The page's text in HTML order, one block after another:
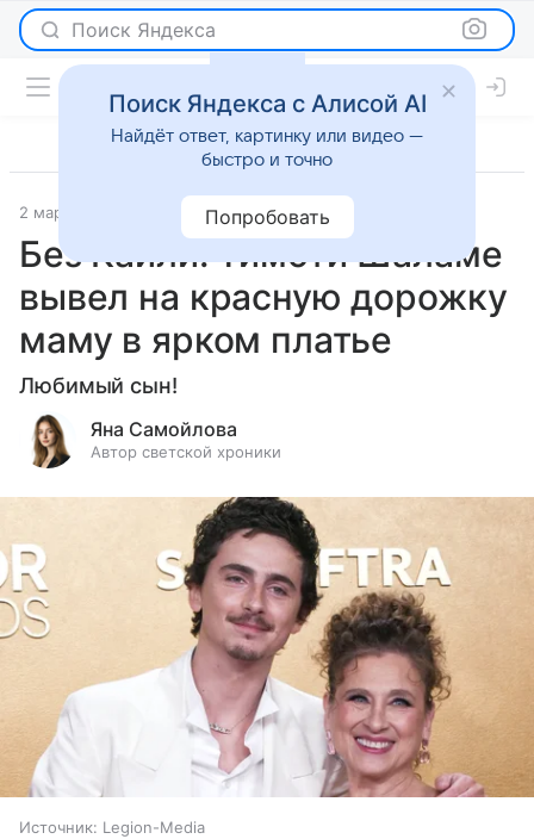
Поиск Яндекса
2 марта 2026 Леди Mail Светская жизнь
Без Кайли: Тимоти Шаламе
вывел на красную дорожку
маму в ярком платье
Любимый сын!
Яна Самойлова
Автор светской хроники
Источник: Legion-Media
Поиск Яндекса с Алисой AI
Найдёт ответ, картинку или видео —
быстро и точно
Попробовать